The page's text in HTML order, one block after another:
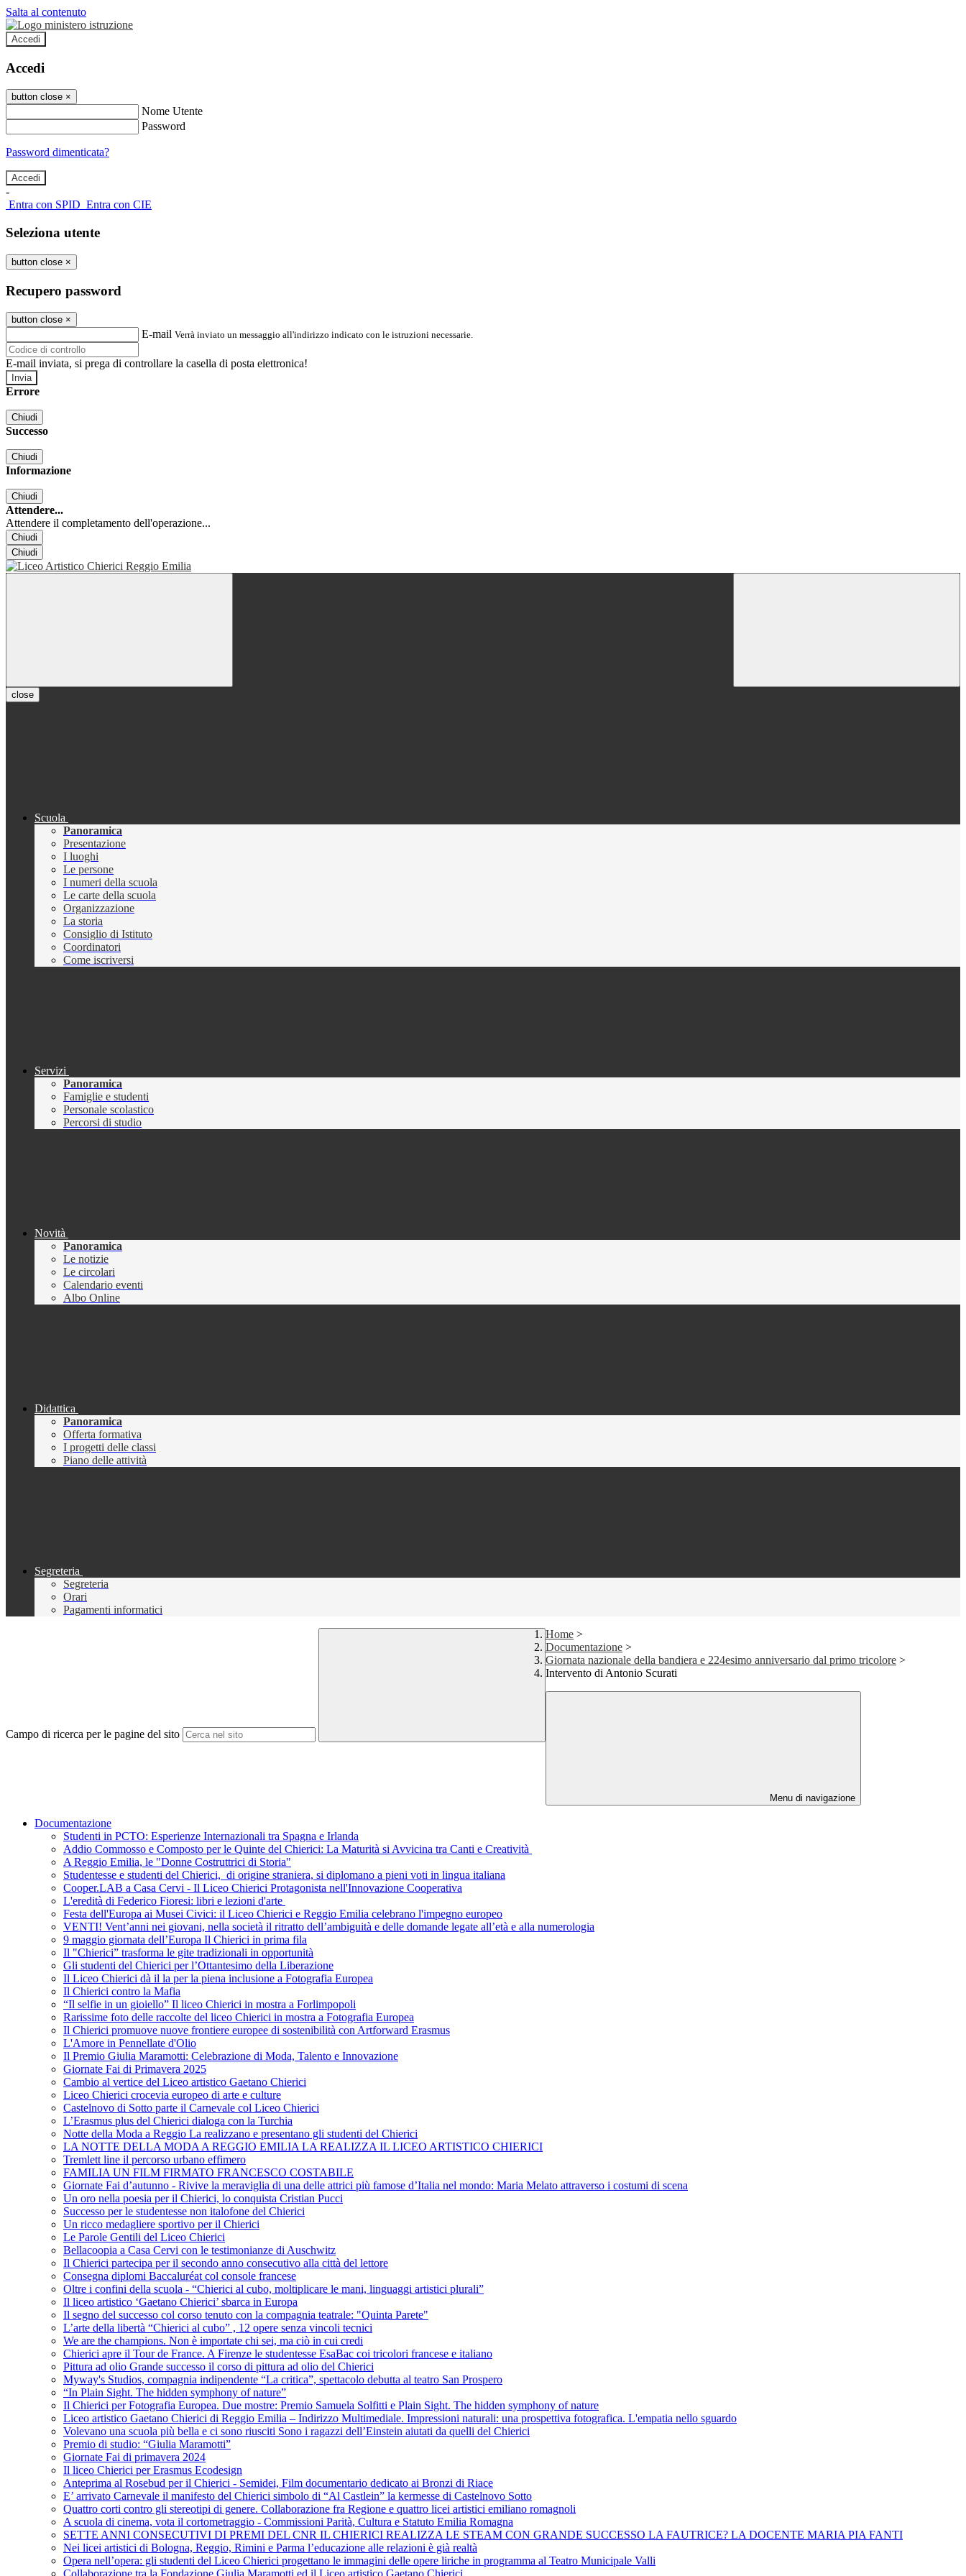
Salta al contenuto
Accedi
Accedi
button close ×
Nome Utente
Password
Password dimenticata?
-
Entra con SPID Entra con CIE
Seleziona utente
button close ×
Recupero password
button close ×
E-mail Verrà inviato un messaggio all'indirizzo indicato con le istruzioni necessarie.
E-mail inviata, si prega di controllare la casella di posta elettronica!
Errore
Chiudi
Successo
Chiudi
Informazione
Chiudi
Attendere...
Attendere il completamento dell'operazione...
Chiudi
Chiudi
close
Scuola
Panoramica
Presentazione
I luoghi
Le persone
I numeri della scuola
Le carte della scuola
Organizzazione
La storia
Consiglio di Istituto
Coordinatori
Come iscriversi
Servizi
Panoramica
Famiglie e studenti
Personale scolastico
Percorsi di studio
Novità
Panoramica
Le notizie
Le circolari
Calendario eventi
Albo Online
Didattica
Panoramica
Offerta formativa
I progetti delle classi
Piano delle attività
Segreteria
Segreteria
Orari
Pagamenti informatici
Campo di ricerca per le pagine del sito
Home >
Documentazione >
Giornata nazionale della bandiera e 224esimo anniversario dal primo tricolore >
Intervento di Antonio Scurati
Menu di navigazione
Documentazione
Studenti in PCTO: Esperienze Internazionali tra Spagna e Irlanda
Addio Commosso e Composto per le Quinte del Chierici: La Maturità si Avvicina tra Canti e Creatività
A Reggio Emilia, le "Donne Costruttrici di Storia"
Studentesse e studenti del Chierici, di origine straniera, si diplomano a pieni voti in lingua italiana
Cooper.LAB a Casa Cervi - Il Liceo Chierici Protagonista nell'Innovazione Cooperativa
L'eredità di Federico Fioresi: libri e lezioni d'arte
Festa dell'Europa ai Musei Civici: il Liceo Chierici e Reggio Emilia celebrano l'impegno europeo
VENTI! Vent’anni nei giovani, nella società il ritratto dell’ambiguità e delle domande legate all’età e alla numerologia
9 maggio giornata dell’Europa Il Chierici in prima fila
Il "Chierici” trasforma le gite tradizionali in opportunità
Gli studenti del Chierici per l’Ottantesimo della Liberazione
Il Liceo Chierici dà il la per la piena inclusione a Fotografia Europea
Il Chierici contro la Mafia
“Il selfie in un gioiello” Il liceo Chierici in mostra a Forlimpopoli
Rarissime foto delle raccolte del liceo Chierici in mostra a Fotografia Europea
Il Chierici promuove nuove frontiere europee di sostenibilità con Artforward Erasmus
L'Amore in Pennellate d'Olio
Il Premio Giulia Maramotti: Celebrazione di Moda, Talento e Innovazione
Giornate Fai di Primavera 2025
Cambio al vertice del Liceo artistico Gaetano Chierici
Liceo Chierici crocevia europeo di arte e culture
Castelnovo di Sotto parte il Carnevale col Liceo Chierici
L’Erasmus plus del Chierici dialoga con la Turchia
Notte della Moda a Reggio La realizzano e presentano gli studenti del Chierici
LA NOTTE DELLA MODA A REGGIO EMILIA LA REALIZZA IL LICEO ARTISTICO CHIERICI
Tremlett line il percorso urbano effimero
FAMILIA UN FILM FIRMATO FRANCESCO COSTABILE
Giornate Fai d’autunno - Rivive la meraviglia di una delle attrici più famose d’Italia nel mondo: Maria Melato attraverso i costumi di scena
Un oro nella poesia per il Chierici, lo conquista Cristian Pucci
Successo per le studentesse non italofone del Chierici
Un ricco medagliere sportivo per il Chierici
Le Parole Gentili del Liceo Chierici
Bellacoopia a Casa Cervi con le testimonianze di Auschwitz
Il Chierici partecipa per il secondo anno consecutivo alla città del lettore
Consegna diplomi Baccaluréat col console francese
Oltre i confini della scuola - “Chierici al cubo, moltiplicare le mani, linguaggi artistici plurali”
Il liceo artistico ‘Gaetano Chierici’ sbarca in Europa
Il segno del successo col corso tenuto con la compagnia teatrale: "Quinta Parete"
L’arte della libertà “Chierici al cubo” , 12 opere senza vincoli tecnici
We are the champions. Non è importate chi sei, ma ciò in cui credi
Chierici apre il Tour de France. A Firenze le studentesse EsaBac coi tricolori francese e italiano
Pittura ad olio Grande successo il corso di pittura ad olio del Chierici
Myway's Studios, compagnia indipendente “La critica”, spettacolo debutta al teatro San Prospero
“In Plain Sight. The hidden symphony of nature”
Il Chierici per Fotografia Europea. Due mostre: Premio Samuela Solfitti e Plain Sight. The hidden symphony of nature
Liceo artistico Gaetano Chierici di Reggio Emilia – Indirizzo Multimediale. Impressioni naturali: una prospettiva fotografica. L'empatia nello sguardo
Volevano una scuola più bella e ci sono riusciti Sono i ragazzi dell’Einstein aiutati da quelli del Chierici
Premio di studio: “Giulia Maramotti”
Giornate Fai di primavera 2024
Il liceo Chierici per Erasmus Ecodesign
Anteprima al Rosebud per il Chierici - Semidei, Film documentario dedicato ai Bronzi di Riace
E’ arrivato Carnevale il manifesto del Chierici simbolo di “Al Castlein” la kermesse di Castelnovo Sotto
Quattro corti contro gli stereotipi di genere. Collaborazione fra Regione e quattro licei artistici emiliano romagnoli
A scuola di cinema, vota il cortometraggio - Commissioni Parità, Cultura e Statuto Emilia Romagna
SETTE ANNI CONSECUTIVI DI PREMI DEL CNR IL CHIERICI REALIZZA LE STEAM CON GRANDE SUCCESSO LA FAUTRICE? LA DOCENTE MARIA PIA FANTI
Nei licei artistici di Bologna, Reggio, Rimini e Parma l’educazione alle relazioni è già realtà
Opera nell’opera: gli studenti del Liceo Chierici progettano le immagini delle opere liriche in programma al Teatro Municipale Valli